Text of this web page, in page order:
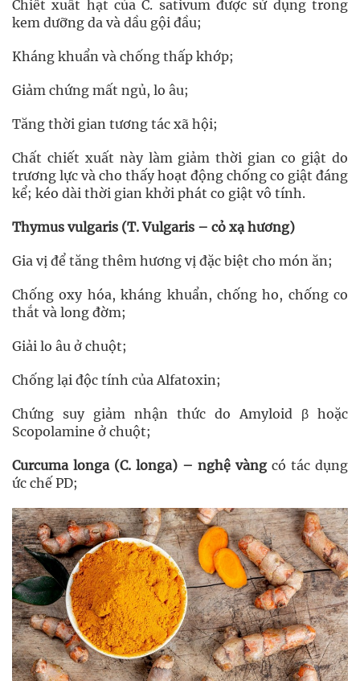
Chiết xuất hạt của C. sativum được sử dụng trong
kem dưỡng da và dầu gội đầu;
Kháng khuẩn và chống thấp khớp;
Giảm chứng mất ngủ, lo âu;
Tăng thời gian tương tác xã hội;
Chất chiết xuất này làm giảm thời gian co giật do
trương lực và cho thấy hoạt động chống co giật đáng
kể; kéo dài thời gian khởi phát co giật vô tính.
Thymus vulgaris (T. Vulgaris – cỏ xạ hương)
Gia vị để tăng thêm hương vị đặc biệt cho món ăn;
Chống oxy hóa, kháng khuẩn, chống ho, chống co
thắt và long đờm;
Giải lo âu ở chuột;
Chống lại độc tính của Alfatoxin;
Chứng suy giảm nhận thức do Amyloid β hoặc
Scopolamine ở chuột;
Curcuma longa (C. longa) – nghệ vàngcó tác dụng
ức chế PD;